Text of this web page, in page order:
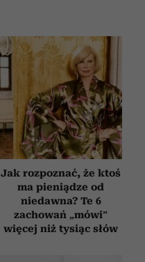
Jak rozpoznać, że ktoś
ma pieniądze od
niedawna? Te 6
zachowań „mówi”
więcej niż tysiąc słów